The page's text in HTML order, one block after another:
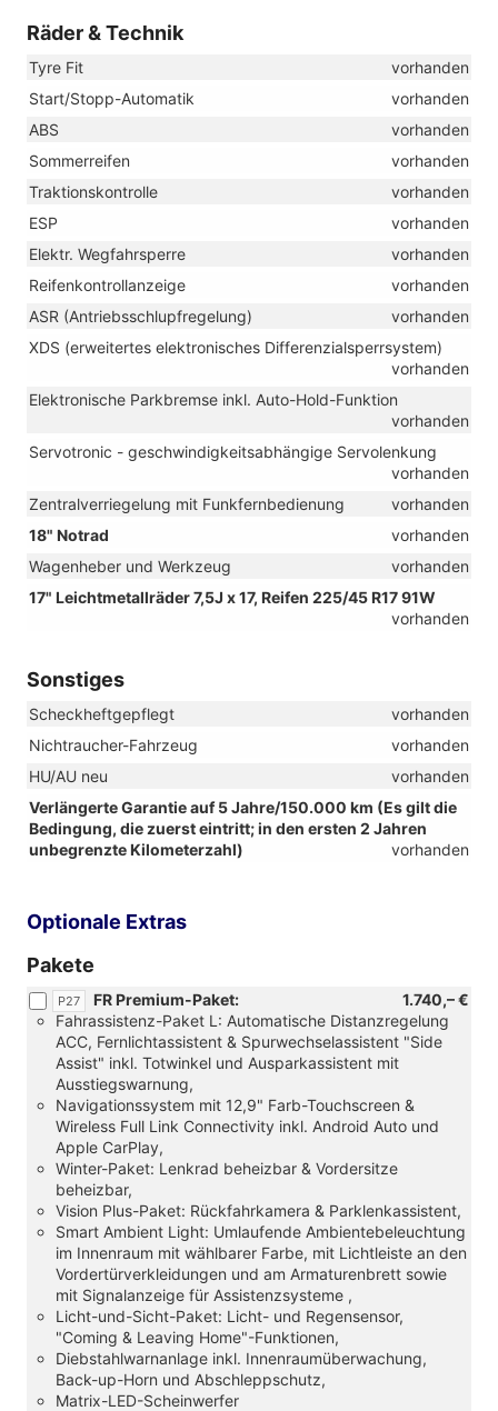
Räder & Technik
Tyre Fit
vorhanden
Start/Stopp-Automatik
vorhanden
ABS
vorhanden
Sommerreifen
vorhanden
Traktionskontrolle
vorhanden
ESP
vorhanden
Elektr. Wegfahrsperre
vorhanden
Reifenkontrollanzeige
vorhanden
ASR (Antriebsschlupfregelung)
vorhanden
XDS (erweitertes elektronisches Differenzialsperrsystem)
vorhanden
Elektronische Parkbremse inkl. Auto-Hold-Funktion
vorhanden
Servotronic - geschwindigkeitsabhängige Servolenkung
vorhanden
Zentralverriegelung mit Funkfernbedienung
vorhanden
18" Notrad
vorhanden
Wagenheber und Werkzeug
vorhanden
17" Leichtmetallräder 7,5J x 17, Reifen 225/45 R17 91W
vorhanden
Sonstiges
Scheckheftgepflegt
vorhanden
Nichtraucher-Fahrzeug
vorhanden
HU/AU neu
vorhanden
Verlängerte Garantie auf 5 Jahre/150.000 km (Es gilt die
Bedingung, die zuerst eintritt; in den ersten 2 Jahren
unbegrenzte Kilometerzahl)
vorhanden
Optionale Extras
Pakete
P27 1.740,– €
FR Premium-Paket:
Fahrassistenz-Paket L: Automatische Distanzregelung
ACC, Fernlichtassistent & Spurwechselassistent "Side
Assist" inkl. Totwinkel und Ausparkassistent mit
Ausstiegswarnung,
Navigationssystem mit 12,9" Farb-Touchscreen &
Wireless Full Link Connectivity inkl. Android Auto und
Apple CarPlay,
Winter-Paket: Lenkrad beheizbar & Vordersitze
beheizbar,
Vision Plus-Paket: Rückfahrkamera & Parklenkassistent,
Smart Ambient Light: Umlaufende Ambientebeleuchtung
im Innenraum mit wählbarer Farbe, mit Lichtleiste an den
Vordertürverkleidungen und am Armaturenbrett sowie
mit Signalanzeige für Assistenzsysteme ,
Licht-und-Sicht-Paket: Licht- und Regensensor,
"Coming & Leaving Home"-Funktionen,
Diebstahlwarnanlage inkl. Innenraumüberwachung,
Back-up-Horn und Abschleppschutz,
Matrix-LED-Scheinwerfer